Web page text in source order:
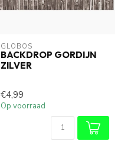
GLOBOS
BACKDROP GORDIJN
ZILVER
€4,99
Op voorraad